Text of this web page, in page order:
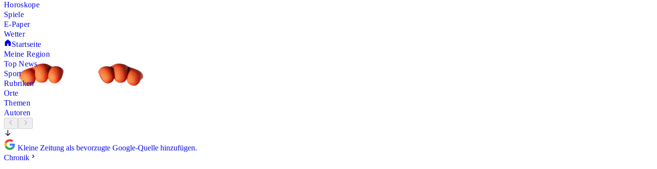
Horoskope
Spiele
E-Paper
Wetter
Startseite
Meine Region
Top News
Sport
Rubriken
Orte
Themen
Autoren
Kleine Zeitung als bevorzugte Google-Quelle hinzufügen.
Chronik